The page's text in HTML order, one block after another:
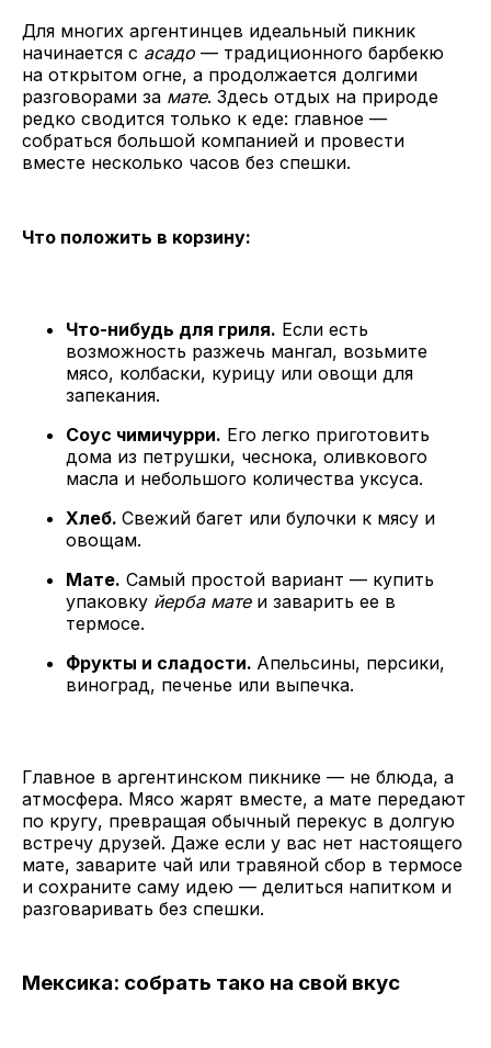
Для многих аргентинцев идеальный пикник
начинается с асадо — традиционного барбекю
на открытом огне, а продолжается долгими
разговорами за мате. Здесь отдых на природе
редко сводится только к еде: главное —
собраться большой компанией и провести
вместе несколько часов без спешки.
Что положить в корзину:
Что-нибудь для гриля. Если есть
возможность разжечь мангал, возьмите
мясо, колбаски, курицу или овощи для
запекания.
Соус чимичурри. Его легко приготовить
дома из петрушки, чеснока, оливкового
масла и небольшого количества уксуса.
Хлеб. Свежий багет или булочки к мясу и
овощам.
Мате. Самый простой вариант — купить
упаковку йерба мате и заварить ее в
термосе.
Фрукты и сладости. Апельсины, персики,
виноград, печенье или выпечка.
Главное в аргентинском пикнике — не блюда, а
атмосфера. Мясо жарят вместе, а мате передают
по кругу, превращая обычный перекус в долгую
встречу друзей. Даже если у вас нет настоящего
мате, заварите чай или травяной сбор в термосе
и сохраните саму идею — делиться напитком и
разговаривать без спешки.
Мексика: собрать тако на свой вкус